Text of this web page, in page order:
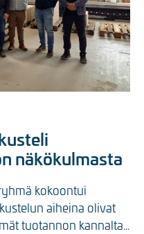
näkökulmasta
kokoontui
aiheina olivat
tuotannon kannalta